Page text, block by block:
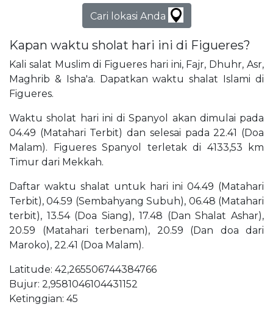
Cari lokasi Anda
Kapan waktu sholat hari ini di Figueres?
Kali salat Muslim di Figueres hari ini, Fajr, Dhuhr, Asr,
Maghrib & Isha'a. Dapatkan waktu shalat Islami di
Figueres.
Waktu sholat hari ini di Spanyol akan dimulai pada
04.49 (Matahari Terbit) dan selesai pada 22.41 (Doa
Malam). Figueres Spanyol terletak di 4133,53 km
Timur dari Mekkah.
Daftar waktu shalat untuk hari ini 04.49 (Matahari
Terbit), 04.59 (Sembahyang Subuh), 06.48 (Matahari
terbit), 13.54 (Doa Siang), 17.48 (Dan Shalat Ashar),
20.59 (Matahari terbenam), 20.59 (Dan doa dari
Maroko), 22.41 (Doa Malam).
Latitude: 42,265506744384766
Bujur: 2,9581046104431152
Ketinggian: 45